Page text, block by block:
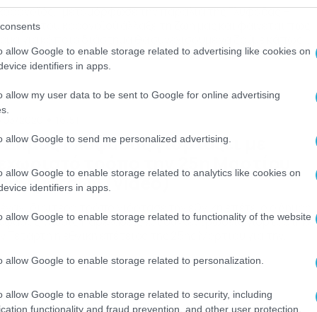
allow Google to enable storage related to advertising like cookies on
identifiers in apps.
allow my user data to be sent to Google for online advertising
allow Google to send me personalized advertising.
allow Google to enable storage related to analytics like cookies on
identifiers in apps.
allow Google to enable storage related to functionality of the website
allow Google to enable storage related to personalization.
allow Google to enable storage related to security, including
functionality and fraud prevention, and other user protection.
μεταμόρφωσε την παραλία της Γλυφάδας Η
του κορονοϊού άλλαξε τη ζωή μας και φαίνεται πως
Υπάρχουν όμως και κάποια θετικά μέσα σε αυτό
σκηνικό που ζούμε. Το καλοκαίρι πλησιάζει και ο
Γλυφάδας γιορτάζει με
τρόπο την 25η Μαρτίου
μέτρων (video)
Χωρίς παρελάσεις και συγκεντρώσεις γιορτάστηκε
Τετάρτη η εθνική επέτειος της 25ης Μαρτίου για την
τα αυστηρά μέτρα της Κυβέρνησης ανάγκασε τους Έλληνες
να γιορτάσει […]